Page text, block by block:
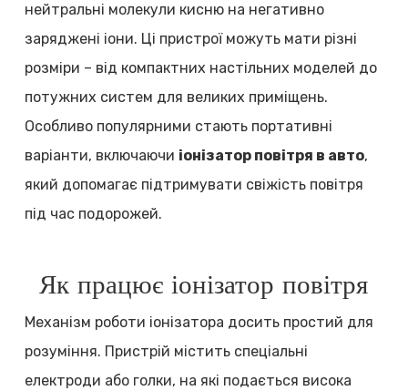
нейтральні молекули кисню на негативно
заряджені іони. Ці пристрої можуть мати різні
розміри – від компактних настільних моделей до
потужних систем для великих приміщень.
Особливо популярними стають портативні
варіанти, включаючи іонізатор повітря в авто,
який допомагає підтримувати свіжість повітря
під час подорожей.
Як працює іонізатор повітря
Механізм роботи іонізатора досить простий для
розуміння. Пристрій містить спеціальні
електроди або голки, на які подається висока